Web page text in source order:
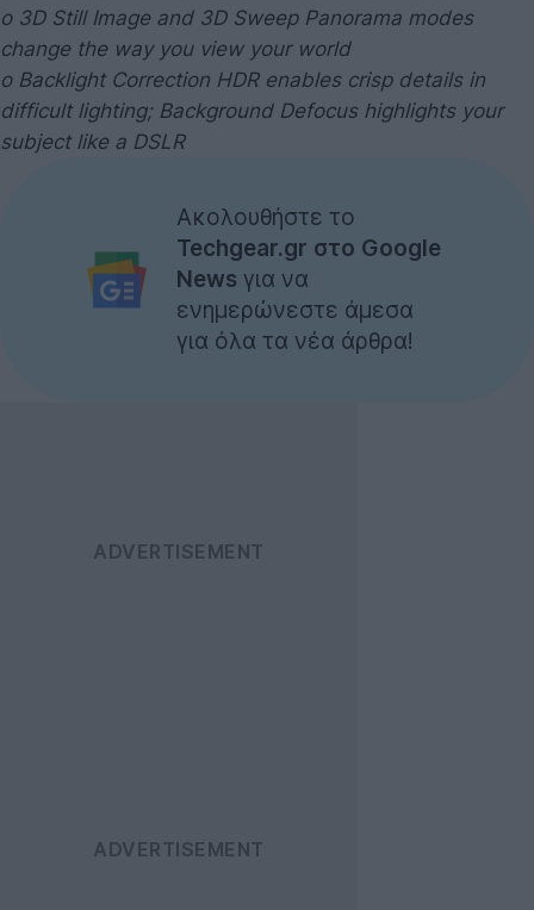
o 3D Still Image and 3D Sweep Panorama modes
change the way you view your world
o Backlight Correction HDR enables crisp details in
difficult lighting; Background Defocus highlights your
subject like a DSLR
Ακολουθήστε το
Techgear.gr στο Google
News για να
ενημερώνεστε άμεσα
για όλα τα νέα άρθρα!